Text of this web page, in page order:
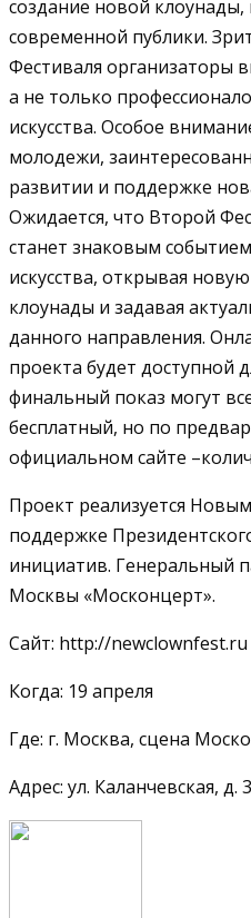
создание новой клоунады,
современной публики.
Фестиваля организаторы
а не только
искусства. Особое
молодежи,
развитии и поддержке
Ожидается, что Второй
станет знаковым
искусства, открывая
клоунады и задавая
данного направления.
проекта будет доступной
финальный показ могут
бесплатный, но по
официальном сайте
Проект реализуется
поддержке
инициатив. Генеральный
Москвы «Москонцерт».
Сайт: http://newclownfest.ru
Когда: 19 апреля
Где: г. Москва, сцена
Адрес: ул. Каланчевская, д.